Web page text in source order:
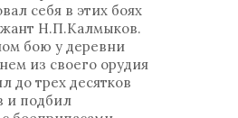
себя в этих боях
Н.П.Калмыков.
бою у деревни
из своего орудия
до трех десятков
и подбил